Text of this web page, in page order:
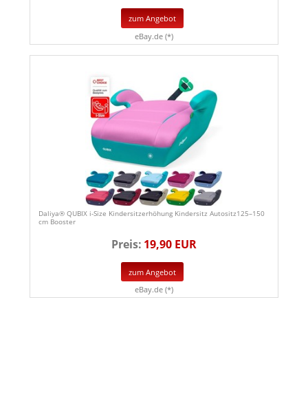
zum Angebot
eBay.de (*)
Daliya® QUBIX i-Size Kindersitzerhöhung Kindersitz Autositz125–150
cm Booster
Preis: 19,90 EUR
zum Angebot
eBay.de (*)